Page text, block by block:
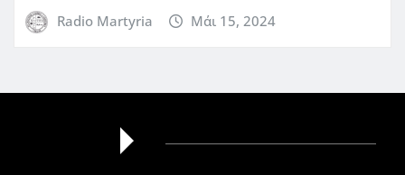
Radio Martyria Μάι 15, 2024